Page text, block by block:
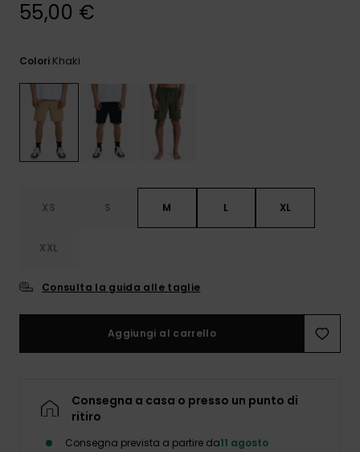
le FAQ
55,00 €
Colori Khaki
XS S M L XL
XXL
Consulta la guida alle taglie
Aggiungi al carrello
Consegna a casa o presso un punto di
ritiro
Consegna prevista a partire da11 agosto